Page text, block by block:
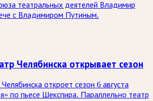
театральных деятелей Владимир
с Владимиром Путиным.
Челябинска открывает сезон
откроет сезон 6 августа
по пьесе Шекспира. Параллельно театр